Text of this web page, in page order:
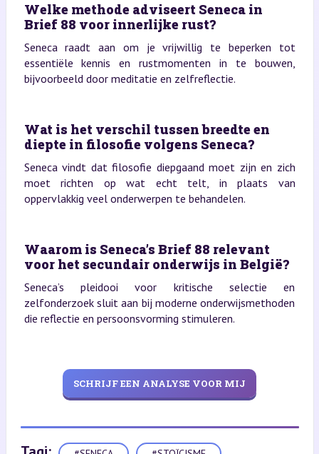
Welke methode adviseert Seneca in
Brief 88 voor innerlijke rust?
Seneca raadt aan om je vrijwillig te beperken tot
essentiële kennis en rustmomenten in te bouwen,
bijvoorbeeld door meditatie en zelfreflectie.
Wat is het verschil tussen breedte en
diepte in filosofie volgens Seneca?
Seneca vindt dat filosofie diepgaand moet zijn en zich
moet richten op wat echt telt, in plaats van
oppervlakkig veel onderwerpen te behandelen.
Waarom is Seneca’s Brief 88 relevant
voor het secundair onderwijs in België?
Seneca’s pleidooi voor kritische selectie en
zelfonderzoek sluit aan bij moderne onderwijsmethoden
die reflectie en persoonsvorming stimuleren.
SCHRIJF EEN ANALYSE VOOR MIJ